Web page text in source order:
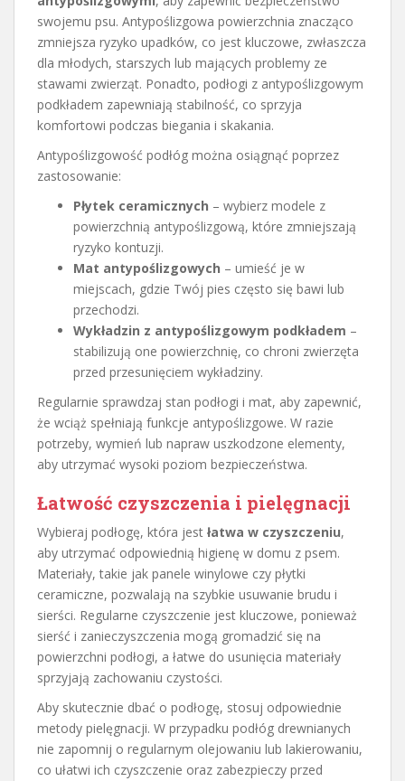
swojemu psu. Antypoślizgowa powierzchnia znacząco
zmniejsza ryzyko upadków, co jest kluczowe, zwłaszcza
dla młodych, starszych lub mających problemy ze
stawami zwierząt. Ponadto, podłogi z antypoślizgowym
podkładem zapewniają stabilność, co sprzyja
komfortowi podczas biegania i skakania.
Antypoślizgowość podłóg można osiągnąć poprzez
zastosowanie:
Płytek ceramicznych – wybierz modele z
powierzchnią antypoślizgową, które zmniejszają
ryzyko kontuzji.
Mat antypoślizgowych – umieść je w
miejscach, gdzie Twój pies często się bawi lub
przechodzi.
Wykładzin z antypoślizgowym podkładem –
stabilizują one powierzchnię, co chroni zwierzęta
przed przesunięciem wykładziny.
Regularnie sprawdzaj stan podłogi i mat, aby zapewnić,
że wciąż spełniają funkcje antypoślizgowe. W razie
potrzeby, wymień lub napraw uszkodzone elementy,
aby utrzymać wysoki poziom bezpieczeństwa.
Łatwość czyszczenia i pielęgnacji
Wybieraj podłogę, która jest łatwa w czyszczeniu,
aby utrzymać odpowiednią higienę w domu z psem.
Materiały, takie jak panele winylowe czy płytki
ceramiczne, pozwalają na szybkie usuwanie brudu i
sierści. Regularne czyszczenie jest kluczowe, ponieważ
sierść i zanieczyszczenia mogą gromadzić się na
powierzchni podłogi, a łatwe do usunięcia materiały
sprzyjają zachowaniu czystości.
Aby skutecznie dbać o podłogę, stosuj odpowiednie
metody pielęgnacji. W przypadku podłóg drewnianych
nie zapomnij o regularnym olejowaniu lub lakierowaniu,
co ułatwi ich czyszczenie oraz zabezpieczy przed